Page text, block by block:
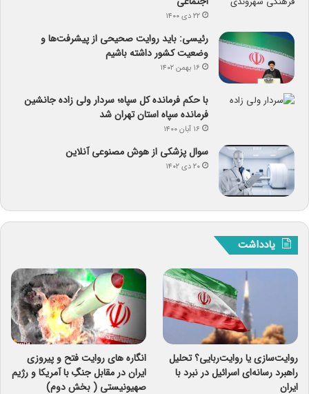
۲۲ دی ۱۴۰۰
رئیسی: باید روایت صحیحی از پیشرفت‌ها و
وضعیت کشور داشته باشیم
۱۶ بهمن ۱۴۰۲
با حکم فرمانده کل سپاه؛ سردار ولی زاده جانشین
فرمانده سپاه استان تهران شد
۱۶ آبان ۱۴۰۰
سوال پزشکی از هوش مصنوعی آنلاین
۲۰ دی ۱۴۰۲
یادداشت
روایت‌سازی یا روایت‌ربایی؟ تحلیل
راهبرد رسانه‌ای اسرائیل در نبرد با
ایران
انگاره های روایت فتح و پیروزی
ایران در مقابل جنگِ با آمریکا و رژیم
صهیونیستی ( بخش دوم)